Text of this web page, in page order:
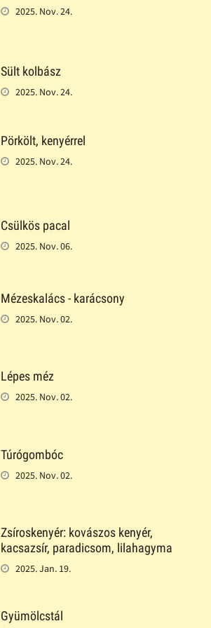
2025. Nov. 24.
Sült kolbász
2025. Nov. 24.
Pörkölt, kenyérrel
2025. Nov. 24.
Csülkös pacal
2025. Nov. 06.
Mézeskalács - karácsony
2025. Nov. 02.
Lépes méz
2025. Nov. 02.
Túrógombóc
2025. Nov. 02.
Zsíroskenyér: kovászos kenyér,
kacsazsír, paradicsom, lilahagyma
2025. Jan. 19.
Gyümölcstál